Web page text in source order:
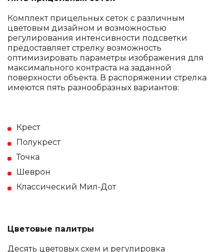
Комплект прицельных сеток с различным
цветовым дизайном и возможностью
регулирования интенсивности подсветки
предоставляет стрелку возможность
оптимизировать параметры изображения для
максимального контраста на заданной
поверхности объекта. В распоряжении стрелка
имеются пять разнообразных вариантов:
Крест
Полукрест
Точка
Шеврон
Классический Мил-Дот
Цветовые палитры
Десять цветовых схем и регулировка